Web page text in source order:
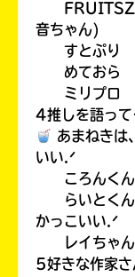
音ちゃん)
すとぷり
めておら ら
ミリプロ レ
4推しを語って
あまねきは
いい.ᐟ
ころんくん
らいとくん
かっこいい.ᐟ
レイちゃん
5好きな作家さ